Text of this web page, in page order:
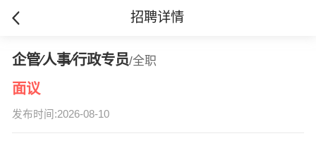
招聘详情
企管∕人事∕行政专员/全职
面议
发布时间:2026-08-10